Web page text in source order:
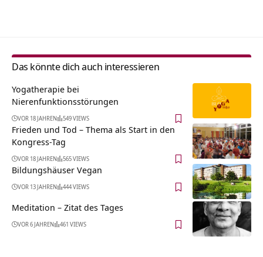
Das könnte dich auch interessieren
Yogatherapie bei
Nierenfunktionsstörungen
VOR 18 JAHREN 549 VIEWS
Frieden und Tod – Thema als Start in den
Kongress-Tag
VOR 18 JAHREN 565 VIEWS
Bildungshäuser Vegan
VOR 13 JAHREN 444 VIEWS
Meditation – Zitat des Tages
VOR 6 JAHREN 461 VIEWS